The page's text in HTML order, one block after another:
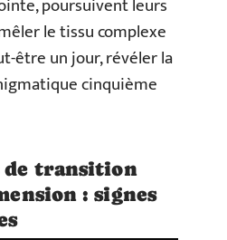
le tissu complexe
être un jour, révéler la
cinquième
de transition
: signes